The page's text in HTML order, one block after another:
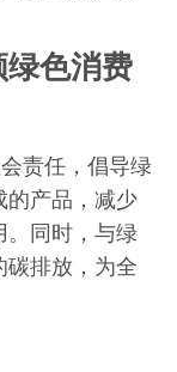
色消费
责任，倡导绿
的产品，减少
。同时，与绿
碳排放，为全